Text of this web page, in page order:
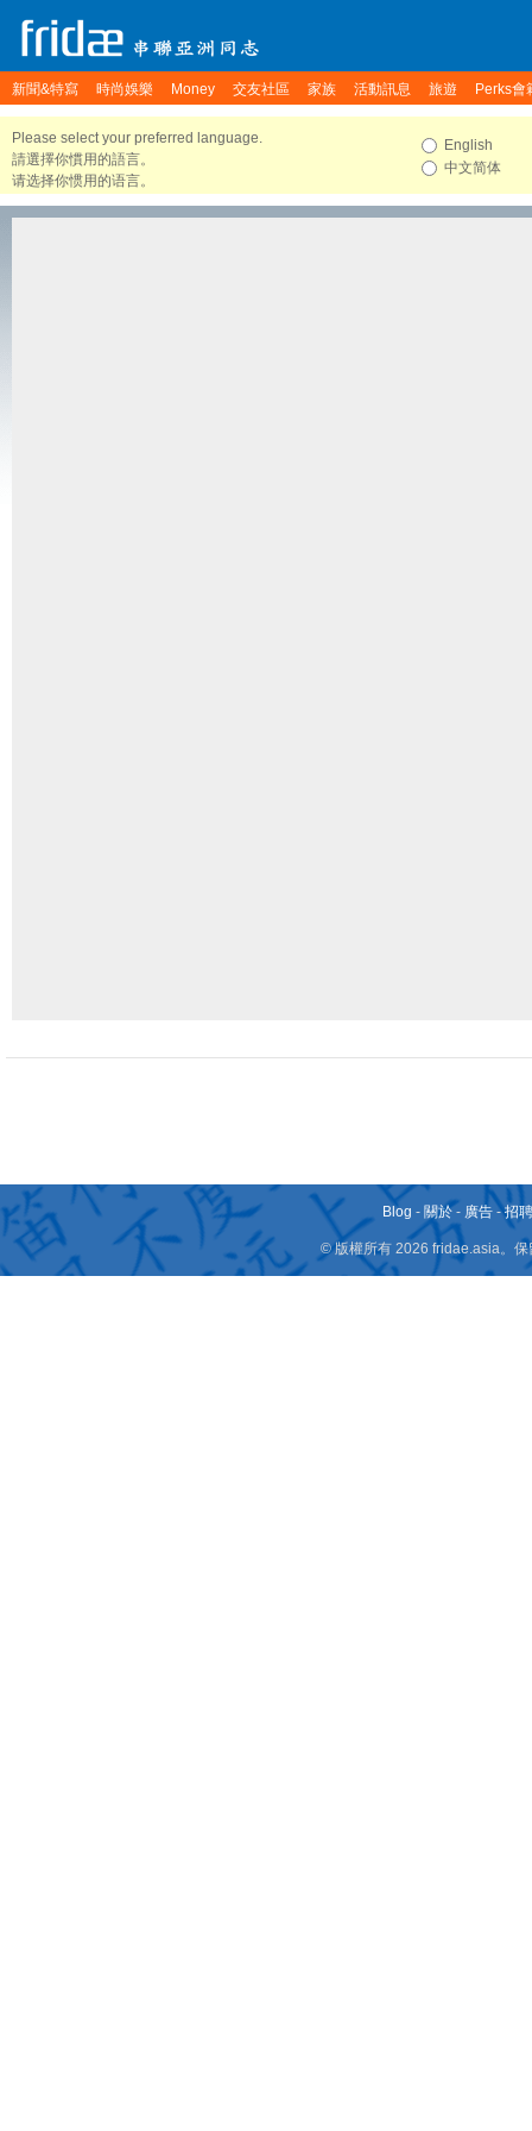
新聞&特寫 時尚娛樂 Money 交友社區 家族 活動訊息 旅遊 Perks會
Please select your preferred language.
請選擇你慣用的語言。
请选择你惯用的语言。
English
中文简体
Blog - 關於 - 廣告 -招
© 版權所有 2026 fridae.asia。